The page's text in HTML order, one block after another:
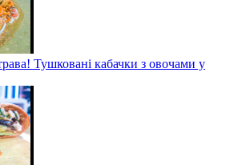
Тушковані кабачки з овочами у